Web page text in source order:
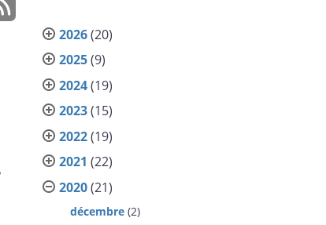
,
2026(20)
2025(9)
2024(19)
2023(15)
2022(19)
2021 (22)
2020(21)
décembre (2)